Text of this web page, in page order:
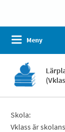
Meny
Skola:
Vklass är